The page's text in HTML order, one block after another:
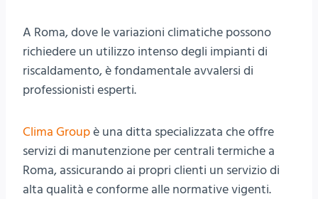
A Roma, dove le variazioni climatiche possono
richiedere un utilizzo intenso degli impianti di
riscaldamento, è fondamentale avvalersi di
professionisti esperti.
Clima Groupè una ditta specializzata che offre
servizi di manutenzione per centrali termiche a
Roma, assicurando ai propri clienti un servizio di
alta qualità e conforme alle normative vigenti.